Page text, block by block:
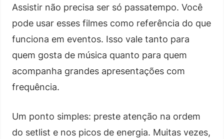
Assistir não precisa ser só passatempo. Você
pode usar esses filmes como referência do que
funciona em eventos. Isso vale tanto para
quem gosta de música quanto para quem
acompanha grandes apresentações com
frequência.
Um ponto simples: preste atenção na ordem
do setlist e nos picos de energia. Muitas vezes,